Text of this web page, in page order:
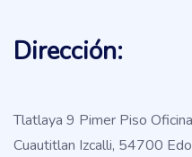
Dirección:
Tlatlaya 9 Pimer Piso
Cuautitlan Izcalli, 54700